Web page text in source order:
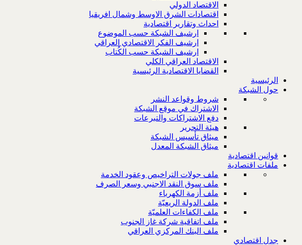
الاقتصاد الدولي
اقتصادات الشرق الاوسط وشمال افريقيا
احداث وتقارير اقتصادية
ارشيف الشبكة حسب الموضوع
ارشيف الفكر الاقتصادي العراقي
ارشيف الشبكة حسب الكُتاب
الاقتصاد العراقي الكلي
القضايا الاقتصادية الرئيسية
الرئيسية
حول الشبكة
شروط وقواعد النشر
الاشتراك في موقع الشبكة
دفع الاشتراكات والتبرعات
هيئة التحرير
ميثاق تأسيس الشبكة
ميثاق الشبكة المعدل
قوانين اقتصادية
ملفات اقتصادية
ملف جولات التراخيص وعقود الخدمة
ملف سوق النقد الاجنبي وسعر الصرف
ملف أزمة الكهرباء
ملف الدولة الريعيّة
ملف الكفاءات العلميّة
ملف اتفاقية شركة غاز الجنوب
ملف البنك المركزي العراقي
جدل اقتصادي